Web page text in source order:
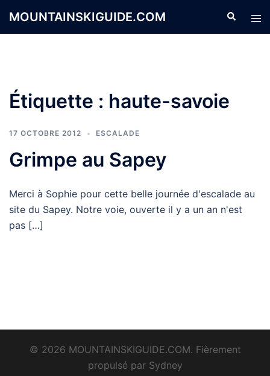
auMOUNTAINSKIGUIDE.COM
le
Étiquette : haute-savoie
17 OCTOBRE 2012 ESCALADE
Grimpe au Sapey
Merci à Sophie pour cette belle journée d'escalade au
site du Sapey. Notre voie, ouverte il y a un an n'est
pas […]
© 2026 MOUNTAINSKIGUIDE.COM. Fièrement
propulsé par Sydney